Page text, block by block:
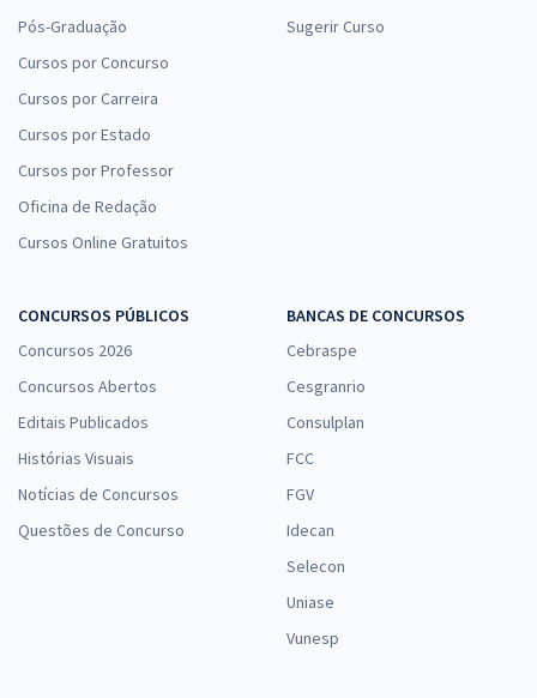
Pós-Graduação
Cursos por Concurso
Cursos por Carreira
Cursos por Estado
Cursos por Professor
Oficina de Redação
Cursos Online Gratuitos
Sugerir Curso
CONCURSOS PÚBLICOS
Concursos 2026
Concursos Abertos
Editais Publicados
Histórias Visuais
Notícias de Concursos
Questões de Concurso
BANCAS DE CONCURSOS
Cebraspe
Cesgranrio
Consulplan
FCC
FGV
Idecan
Selecon
Uniase
Vunesp